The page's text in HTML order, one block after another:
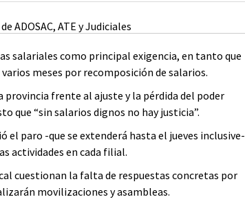
salariales como principal exigencia, en tanto que
meses por recomposición de salarios.
provincia frente al ajuste y la pérdida del poder
que “sin salarios dignos no hay justicia”.
el paro -que se extenderá hasta el jueves inclusive-
actividades en cada filial.
cuestionan la falta de respuestas concretas por
movilizaciones y asambleas.